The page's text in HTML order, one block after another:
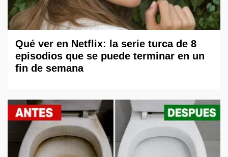
Qué ver en Netflix: la serie turca de 8
episodios que se puede terminar en un
fin de semana